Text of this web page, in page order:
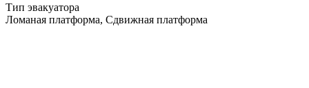
Тип эвакуатора
Ломаная платформа, Сдвижная платформа